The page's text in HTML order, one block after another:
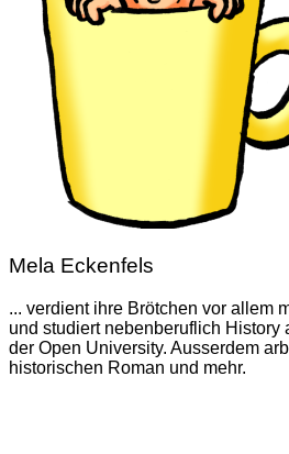
Mela Eckenfels
... verdient ihre Brötchen vor allem
und studiert nebenberuflich History
der Open University. Ausserdem
historischen Roman und mehr.